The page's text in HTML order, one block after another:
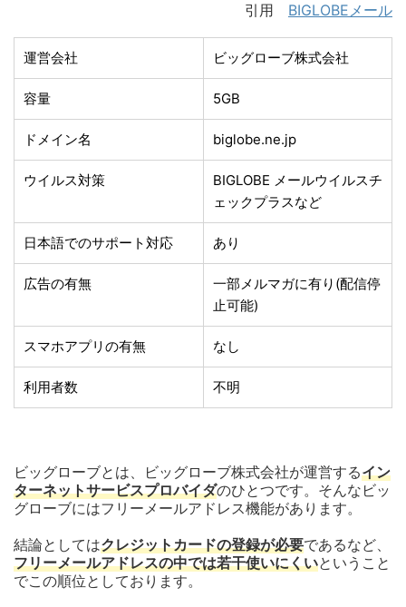
引用 BIGLOBEメール
運営会社 ビッグローブ株式会社
容量 5GB
ドメイン名 biglobe.ne.jp
ウイルス対策
BIGLOBE メールウイルスチ
ェックプラスなど
日本語でのサポート対応 あり
広告の有無
一部メルマガに有り(配信停
止可能)
スマホアプリの有無 なし
利用者数 不明
ビッグローブとは、ビッグローブ株式会社が運営するイン
ターネットサービスプロバイダのひとつです。そんなビッ
グローブにはフリーメールアドレス機能があります。
結論としてはクレジットカードの登録が必要であるなど、
フリーメールアドレスの中では若干使いにくいということ
でこの順位としております。